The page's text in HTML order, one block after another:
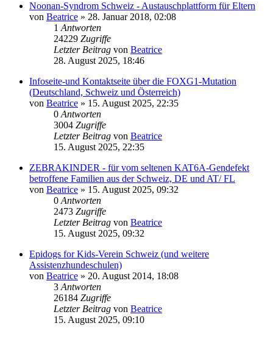
Noonan-Syndrom Schweiz - Austauschplattform für Eltern
von Beatrice » 28. Januar 2018, 02:08
1 Antworten
24229 Zugriffe
Letzter Beitrag von Beatrice
28. August 2025, 18:46
Infoseite-und Kontaktseite über die FOXG1-Mutation
(Deutschland, Schweiz und Österreich)
von Beatrice » 15. August 2025, 22:35
0 Antworten
3004 Zugriffe
Letzter Beitrag von Beatrice
15. August 2025, 22:35
ZEBRAKINDER - für vom seltenen KAT6A-Gendefekt
betroffene Familien aus der Schweiz, DE und AT/ FL
von Beatrice » 15. August 2025, 09:32
0 Antworten
2473 Zugriffe
Letzter Beitrag von Beatrice
15. August 2025, 09:32
Epidogs for Kids-Verein Schweiz (und weitere
Assistenzhundeschulen)
von Beatrice » 20. August 2014, 18:08
3 Antworten
26184 Zugriffe
Letzter Beitrag von Beatrice
15. August 2025, 09:10